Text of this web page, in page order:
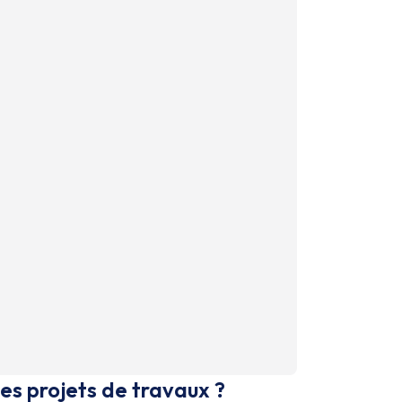
projets de travaux ?